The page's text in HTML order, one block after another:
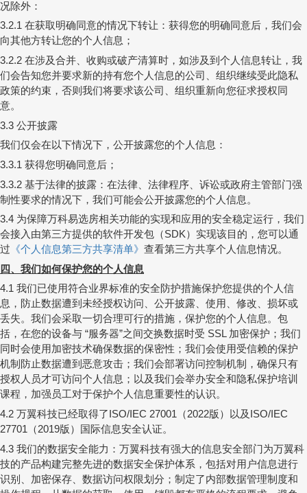
况除外：
3.2.1 在获取明确同意的情况下转让：获得您的明确同意后，我们会
向其他方转让您的个人信息；
3.2.2 在涉及合并、收购或破产清算时，如涉及到个人信息转让，我
们会告知您并要求新的持有您个人信息的公司、组织继续受此隐私
政策的约束，否则我们将要求该公司、组织重新向您征求授权同
意。
3.3 公开披露
我们仅会在以下情况下，公开披露您的个人信息：
3.3.1 获得您明确同意后；
3.3.2 基于法律的披露：在法律、法律程序、诉讼或政府主管部门强
制性要求的情况下，我们可能会公开披露您的个人信息。
3.4 为保障万科易选房相关功能的实现和应用的安全稳定运行，我们
会接入由第三方提供的软件开发包（SDK）实现该目的，您可以通
过 《个人信息第三方共享清单》 查看第三方共享个人信息情况。
四、我们如何保护您的个人信息
4.1 我们已使用符合业界标准的安全防护措施保护您提供的个人信
息，防止数据遭到未经授权访问、公开披露、使用、修改、损坏或
丢失。我们会采取一切合理可行的措施，保护您的个人信息。包
括，在您的设备与 “服务器”之间交换数据时受 SSL 加密保护；我们
同时会使用加密技术确保数据的保密性；我们会使用受信赖的保护
机制防止数据遭到恶意攻击；我们会部署访问控制机制，确保只有
授权人员才可访问个人信息；以及我们会举办安全和隐私保护培训
课程，加强员工对于保护个人信息重要性的认识。
4.2 万翼科技已经取得了 ISO/IEC 27001 （2022版）以及 ISO/IEC
27701
（2019版）国际信息安全认证。
4.3 我们的数据安全能力：万翼科技有强大的信息安全部门为万翼科
技的产品构建完整先进的数据安全保护体系，包括对用户信息进行
识别、加密保存、数据访问权限划分；制定了内部数据管理制度和